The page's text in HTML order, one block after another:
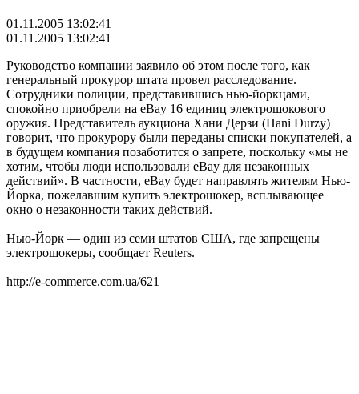
01.11.2005 13:02:41
01.11.2005 13:02:41
Руководство компании заявило об этом после того, как
генеральный прокурор штата провел расследование.
Сотрудники полиции, представившись нью-йоркцами,
спокойно приобрели на eBay 16 единиц электрошокового
оружия. Представитель аукциона Хани Дерзи (Hani Durzy)
говорит, что прокурору были переданы списки покупателей, а
в будущем компания позаботится о запрете, поскольку «мы не
хотим, чтобы люди использовали eBay для незаконных
действий». В частности, eBay будет направлять жителям Нью-
Йорка, пожелавшим купить электрошокер, всплывающее
окно о незаконности таких действий.
Нью-Йорк — один из семи штатов США, где запрещены
электрошокеры, сообщает Reuters.
http://e-commerce.com.ua/621